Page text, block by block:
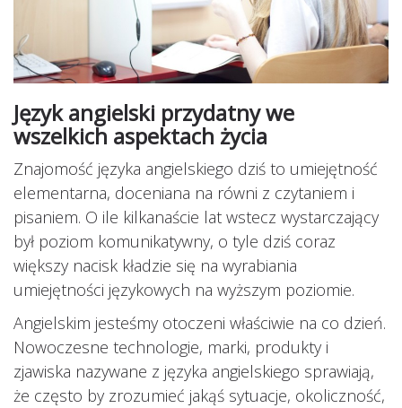
Język angielski przydatny we
wszelkich aspektach życia
Znajomość języka angielskiego dziś to umiejętność
elementarna, doceniana na równi z czytaniem i
pisaniem. O ile kilkanaście lat wstecz wystarczający
był poziom komunikatywny, o tyle dziś coraz
większy nacisk kładzie się na wyrabiania
umiejętności językowych na wyższym poziomie.
Angielskim jesteśmy otoczeni właściwie na co dzień.
Nowoczesne technologie, marki, produkty i
zjawiska nazywane z języka angielskiego sprawiają,
że często by zrozumieć jakąś sytuacje, okoliczność,